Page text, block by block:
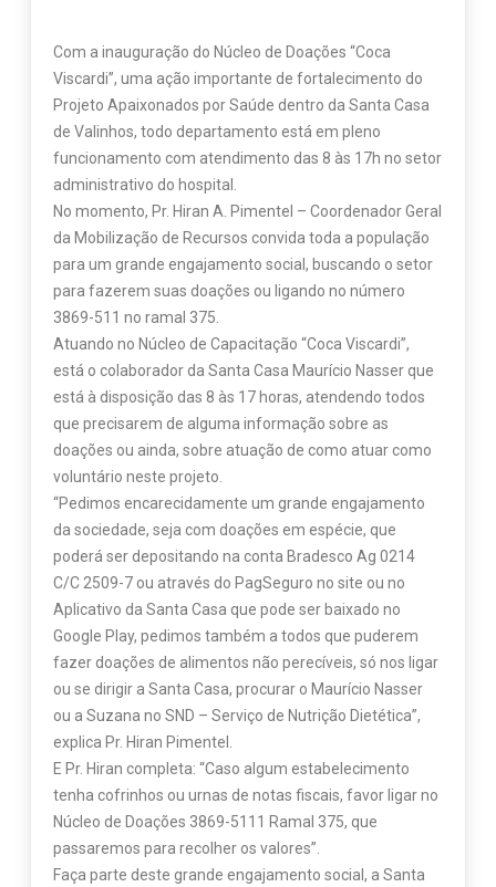
Com a inauguração do Núcleo de Doações “Coca
Viscardi”, uma ação importante de fortalecimento do
Projeto Apaixonados por Saúde dentro da Santa Casa
de Valinhos, todo departamento está em pleno
funcionamento com atendimento das 8 às 17h no setor
administrativo do hospital.
No momento, Pr. Hiran A. Pimentel – Coordenador Geral
da Mobilização de Recursos convida toda a população
para um grande engajamento social, buscando o setor
para fazerem suas doações ou ligando no número
3869-511 no ramal 375.
Atuando no Núcleo de Capacitação “Coca Viscardi”,
está o colaborador da Santa Casa Maurício Nasser que
está à disposição das 8 às 17 horas, atendendo todos
que precisarem de alguma informação sobre as
doações ou ainda, sobre atuação de como atuar como
voluntário neste projeto.
“Pedimos encarecidamente um grande engajamento
da sociedade, seja com doações em espécie, que
poderá ser depositando na conta Bradesco Ag 0214
C/C 2509-7 ou através do PagSeguro no site ou no
Aplicativo da Santa Casa que pode ser baixado no
Google Play, pedimos também a todos que puderem
fazer doações de alimentos não perecíveis, só nos ligar
ou se dirigir a Santa Casa, procurar o Maurício Nasser
ou a Suzana no SND – Serviço de Nutrição Dietética”,
explica Pr. Hiran Pimentel.
E Pr. Hiran completa: “Caso algum estabelecimento
tenha cofrinhos ou urnas de notas fiscais, favor ligar no
Núcleo de Doações 3869-5111 Ramal 375, que
passaremos para recolher os valores”.
Faça parte deste grande engajamento social, a Santa